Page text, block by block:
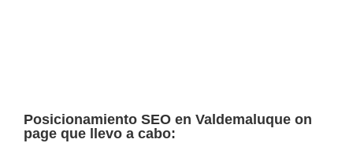
Posicionamiento SEO en Valdemaluque on
page que llevo a cabo: